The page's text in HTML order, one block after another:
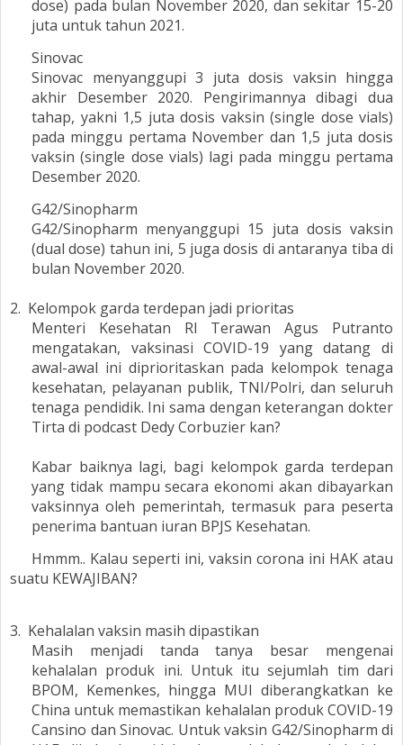
dose) pada bulan November 2020, dan sekitar 15-20
juta untuk tahun 2021.
Sinovac
Sinovac menyanggupi 3 juta dosis vaksin hingga
akhir Desember 2020. Pengirimannya dibagi dua
tahap, yakni 1,5 juta dosis vaksin (single dose vials)
pada minggu pertama November dan 1,5 juta dosis
vaksin (single dose vials) lagi pada minggu pertama
Desember 2020.
G42/Sinopharm
G42/Sinopharm menyanggupi 15 juta dosis vaksin
(dual dose) tahun ini, 5 juga dosis di antaranya tiba di
bulan November 2020.
2. Kelompok garda terdepan jadi prioritas
Menteri Kesehatan RI Terawan Agus Putranto
mengatakan, vaksinasi COVID-19 yang datang di
awal-awal ini diprioritaskan pada kelompok tenaga
kesehatan, pelayanan publik, TNI/Polri, dan seluruh
tenaga pendidik. Ini sama dengan keterangan dokter
Tirta di podcast Dedy Corbuzier kan?
Kabar baiknya lagi, bagi kelompok garda terdepan
yang tidak mampu secara ekonomi akan dibayarkan
vaksinnya oleh pemerintah, termasuk para peserta
penerima bantuan iuran BPJS Kesehatan.
Hmmm.. Kalau seperti ini, vaksin corona ini HAK atau
suatu KEWAJIBAN?
3. Kehalalan vaksin masih dipastikan
Masih menjadi tanda tanya besar mengenai
kehalalan produk ini. Untuk itu sejumlah tim dari
BPOM, Kemenkes, hingga MUI diberangkatkan ke
China untuk memastikan kehalalan produk COVID-19
Cansino dan Sinovac. Untuk vaksin G42/Sinopharm di